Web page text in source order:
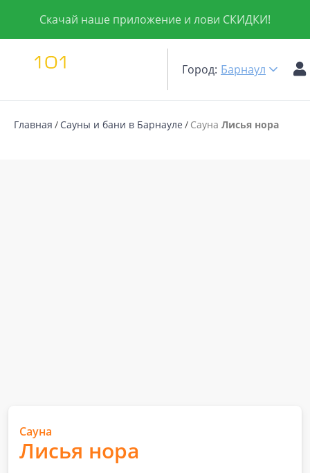
Скачай наше приложение и лови СКИДКИ!
Город: Барнаул
Главная Сауны и бани в Барнауле Сауна Лисья нора
Сауна
Лисья нора